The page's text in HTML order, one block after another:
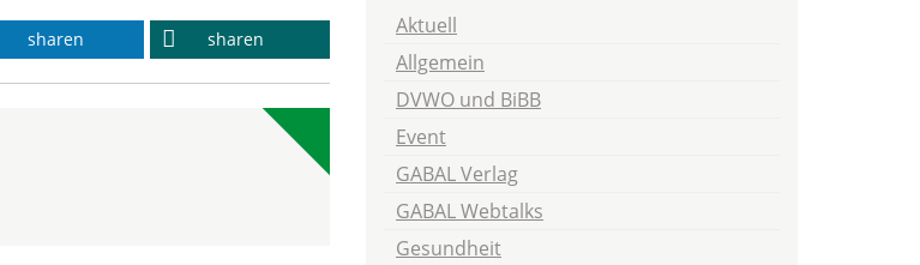
sharen sharen
Aktuell
Allgemein
DVWO und BiBB
Event
GABAL Verlag
GABAL Webtalks
Gesundheit